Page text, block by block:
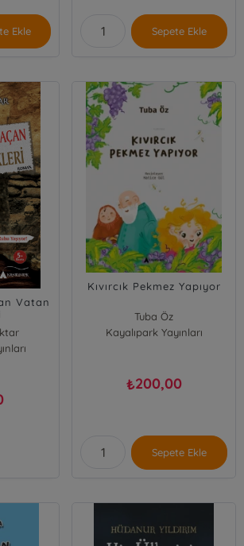
Ekle Sepete Ekle
Vatan
Kıvırcık Pekmez Yapıyor
Tuba Öz
Kayalıpark Yayınları
₺200,00
Sepete Ekle